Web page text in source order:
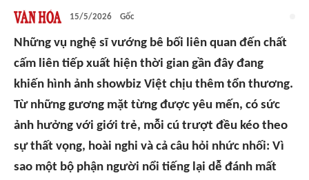
15/5/2026 Gốc
Những vụ nghệ sĩ vướng bê bối liên quan đến chất
cấm liên tiếp xuất hiện thời gian gần đây đang
khiến hình ảnh showbiz Việt chịu thêm tổn thương.
Từ những gương mặt từng được yêu mến, có sức
ảnh hưởng với giới trẻ, mỗi cú trượt đều kéo theo
sự thất vọng, hoài nghi và cả câu hỏi nhức nhối: Vì
sao một bộ phận người nổi tiếng lại dễ đánh mất